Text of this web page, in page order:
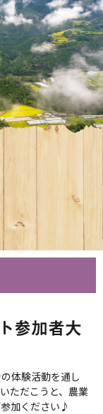
参加者大
体験活動を通し
ただこうと、農業
加ください♪